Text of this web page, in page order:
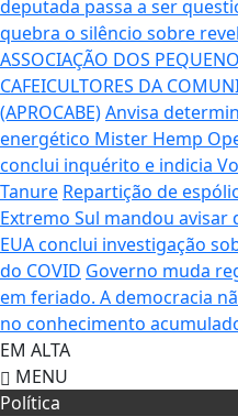
deputada passa a ser
quebra o silêncio sobre
ASSOCIAÇÃO DOS
CAFEICULTORES DA
(APROCABE)Anvisa
energético Mister Hemp
conclui inquérito e indicia
Tanure Repartição de
Extremo Sul mandou avisar
EUA conclui investigação
do COVID Governo muda
em feriado. A democracia
no conhecimento
EM ALTA
MENU
Política